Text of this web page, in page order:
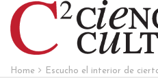
Home Escucho el interior de